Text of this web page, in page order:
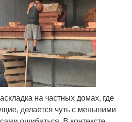
на частных домах, где
делается чуть с меньшими